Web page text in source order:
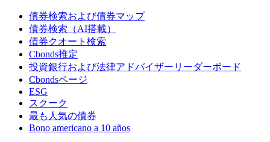
債券検索および債券マップ
債券検索（AI搭載）
債券クオート検索
Cbonds推定
投資銀行および法律アドバイザーリーダーボード
Cbondsページ
ESG
スクーク
最も人気の債券
Bono americano a 10 años